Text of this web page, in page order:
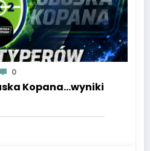
0
Kopana…wyniki